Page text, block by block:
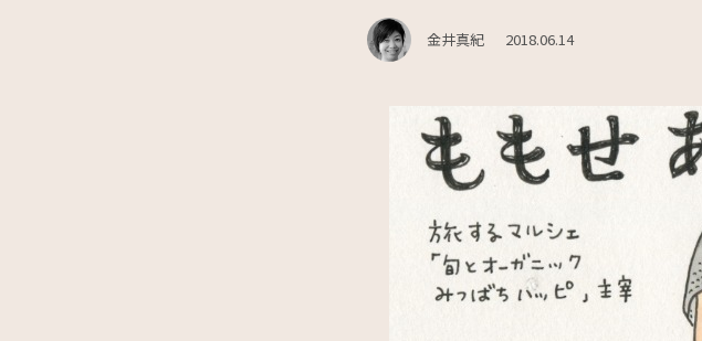
金井真紀 2018.06.14